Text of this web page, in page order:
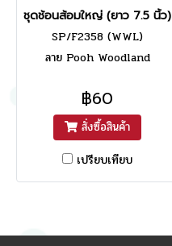
ชุดช้อนส้อมใหญ่ (ยาว 7.5 นิ้ว)
SP/F2358 (WWL)
ลาย Pooh Woodland
฿60
สั่งซื้อสินค้า
เปรียบเทียบ